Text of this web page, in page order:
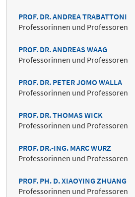
PROF. DR. ANDREA TRABATTONI
Professorinnen und Professoren
PROF. DR. ANDREAS WAAG
Professorinnen und Professoren
PROF. DR. PETER JOMO WALLA
Professorinnen und Professoren
PROF. DR. THOMAS WICK
Professorinnen und Professoren
PROF. DR.-ING. MARC WURZ
Professorinnen und Professoren
PROF. PH. D. XIAOYING ZHUANG
Professorinnen und Professoren